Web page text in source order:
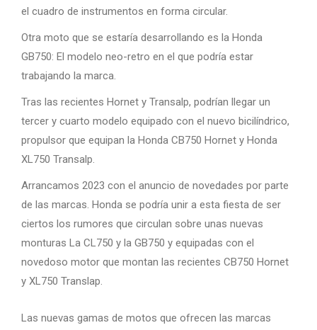
el cuadro de instrumentos en forma circular.
Otra moto que se estaría desarrollando es la Honda
GB750: El modelo neo-retro en el que podría estar
trabajando la marca.
Tras las recientes Hornet y Transalp, podrían llegar un
tercer y cuarto modelo equipado con el nuevo bicilíndrico,
propulsor que equipan la Honda CB750 Hornet y Honda
XL750 Transalp.
Arrancamos 2023 con el anuncio de novedades por parte
de las marcas. Honda se podría unir a esta fiesta de ser
ciertos los rumores que circulan sobre unas nuevas
monturas La CL750 y la GB750 y equipadas con el
novedoso motor que montan las recientes CB750 Hornet
y XL750 Translap.
Las nuevas gamas de motos que ofrecen las marcas